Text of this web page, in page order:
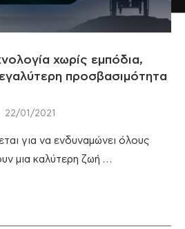
χωρίς εμπόδια,
προσβασιμότητα
22/01/2021
για να ενδυναμώνει όλους
μια καλύτερη ζωή …